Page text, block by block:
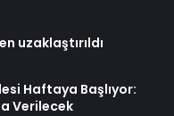
uzaklaştırıldı
Haftaya Başlıyor:
Verilecek